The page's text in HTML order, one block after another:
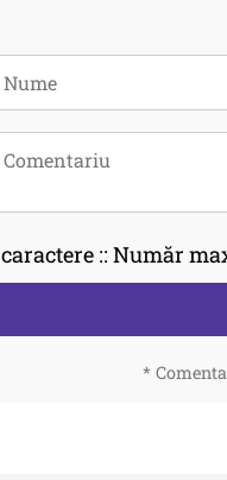
caractere :: Număr
*